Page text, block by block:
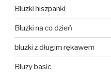
Bluzki hiszpanki
Bluzki na co dzień
bluzki z długim rękawem
Bluzy basic